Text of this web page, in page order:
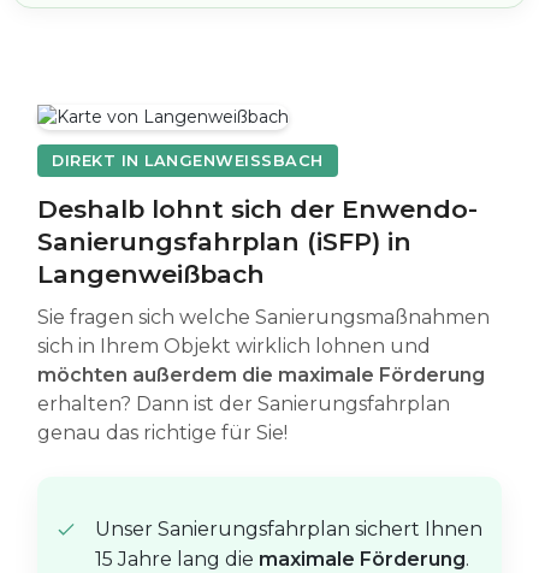
DIREKT IN LANGENWEISSBACH
Deshalb lohnt sich der Enwendo-
Sanierungsfahrplan (iSFP) in
Langenweißbach
Sie fragen sich welche Sanierungsmaßnahmen
sich in Ihrem Objekt wirklich lohnen und
möchten außerdem die maximale Förderung
erhalten? Dann ist der Sanierungsfahrplan
genau das richtige für Sie!
Unser Sanierungsfahrplan sichert Ihnen
15 Jahre lang die maximale Förderung.